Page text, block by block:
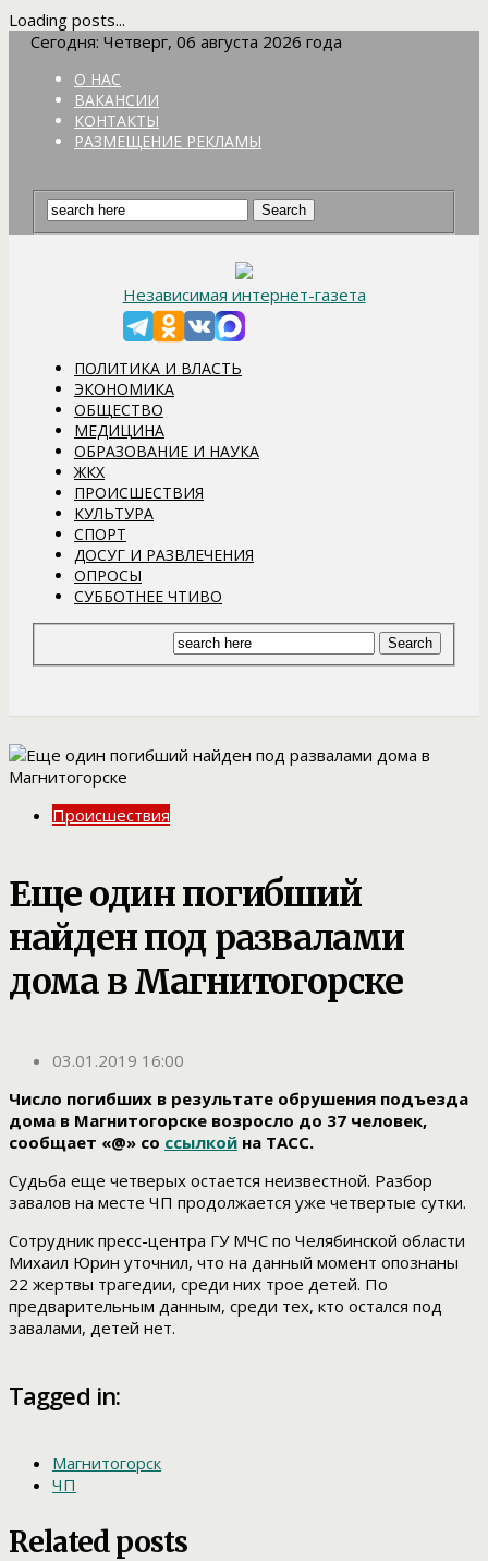
Loading posts...
Сегодня: Четверг, 06 августа 2026 года
О НАС
ВАКАНСИИ
КОНТАКТЫ
РАЗМЕЩЕНИЕ РЕКЛАМЫ
Независимая интернет-газета
ПОЛИТИКА И ВЛАСТЬ
ЭКОНОМИКА
ОБЩЕСТВО
МЕДИЦИНА
ОБРАЗОВАНИЕ И НАУКА
ЖКХ
ПРОИСШЕСТВИЯ
КУЛЬТУРА
СПОРТ
ДОСУГ И РАЗВЛЕЧЕНИЯ
ОПРОСЫ
СУББОТНЕЕ ЧТИВО
Происшествия
Еще один погибший
найден под развалами
дома в Магнитогорске
03.01.2019 16:00
Число погибших в результате обрушения подъезда
дома в Магнитогорске возросло до 37 человек,
сообщает «@» со ссылкой на ТАСС.
Судьба еще четверых остается неизвестной. Разбор
завалов на месте ЧП продолжается уже четвертые сутки.
Сотрудник пресс-центра ГУ МЧС по Челябинской области
Михаил Юрин уточнил, что на данный момент опознаны
22 жертвы трагедии, среди них трое детей. По
предварительным данным, среди тех, кто остался под
завалами, детей нет.
Tagged in:
Магнитогорск
ЧП
Related posts